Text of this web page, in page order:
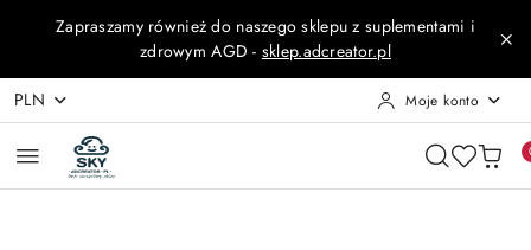
Przejdź do treści głównej
Przejdź do wyszukiwarki
Przejdź do moje konto
Przejdź do menu głównego
Przejdź do opisu produktu
Przejdź do stopki
Zapraszamy również do naszego sklepu z suplementami i
zdrowym AGD - sklep.adcreator.pl
PLN Moje konto